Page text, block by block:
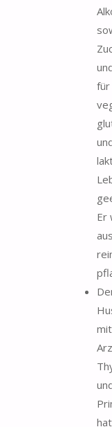
für
Er
aus
hat